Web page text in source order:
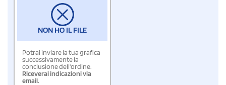
NON HO IL FILE
Potrai inviare la tua grafica
successivamente la
conclusione dell'ordine.
Riceverai indicazioni via
email.